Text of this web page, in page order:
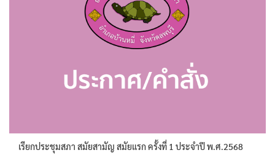
เรียกประชุมสภา สมัยสามัญ สมัยแรก ครั้งที่ 1 ประจำปี พ.ศ.2568